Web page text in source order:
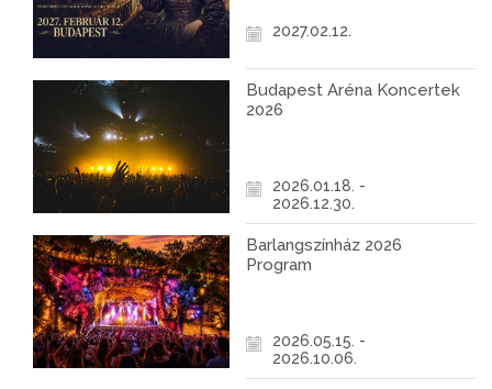
2027.02.12.
Budapest Aréna Koncertek
2026
2026.01.18. -
2026.12.30.
Barlangszínház 2026
Program
2026.05.15. -
2026.10.06.